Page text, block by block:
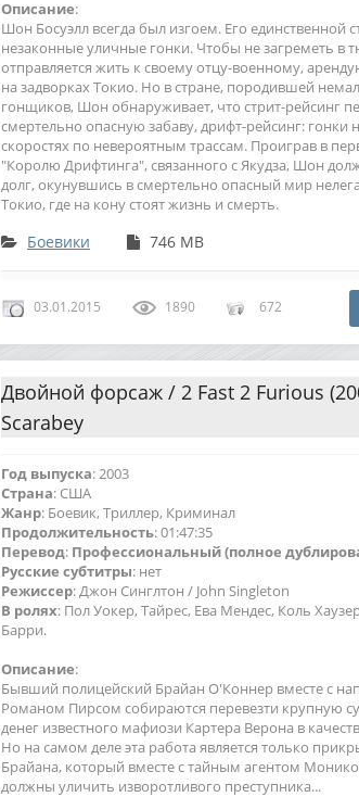
Описание:
Шон Босуэлл всегда был изгоем. Его единственной
незаконные уличные гонки. Чтобы не загреметь в
отправляется жить к своему отцу-военному,
на задворках Токио. Но в стране, породившей
гонщиков, Шон обнаруживает, что стрит-рейсинг
смертельно опасную забаву, дрифт-рейсинг: гонки
скоростях по невероятным трассам. Проиграв в
"Королю Дрифтинга", связанного с Якудза, Шон
долг, окунувшись в смертельно опасный мир
Токио, где на кону стоят жизнь и смерть.
Боевики 746 MB
03.01.2015 1890 672
Двойной форсаж / 2 Fast 2 Furious
Scarabey
Год выпуска: 2003
Страна: США
Жанр: Боевик, Триллер, Криминал
Продолжительность: 01:47:35
Перевод: Профессиональный (полное
Русские субтитры: нет
Режиссер: Джон Синглтон / John Singleton
В ролях: Пол Уокер, Тайрес, Ева Мендес, Коль
Барри.
Описание:
Бывший полицейский Брайан О'Коннер вместе с
Романом Пирсом собираются перевезти крупную
денег известного мафиози Картера Верона в
Но на самом деле эта работа является только
Брайана, который вместе с тайным агентом
должны уличить изворотливого преступника...